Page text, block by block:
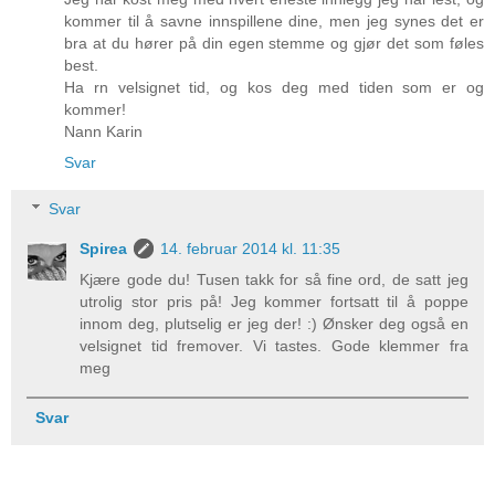
kommer til å savne innspillene dine, men jeg synes det er
bra at du hører på din egen stemme og gjør det som føles
best.
Ha rn velsignet tid, og kos deg med tiden som er og
kommer!
Nann Karin
Svar
Svar
Spirea
14. februar 2014 kl. 11:35
Kjære gode du! Tusen takk for så fine ord, de satt jeg
utrolig stor pris på! Jeg kommer fortsatt til å poppe
innom deg, plutselig er jeg der! :) Ønsker deg også en
velsignet tid fremover. Vi tastes. Gode klemmer fra
meg
Svar